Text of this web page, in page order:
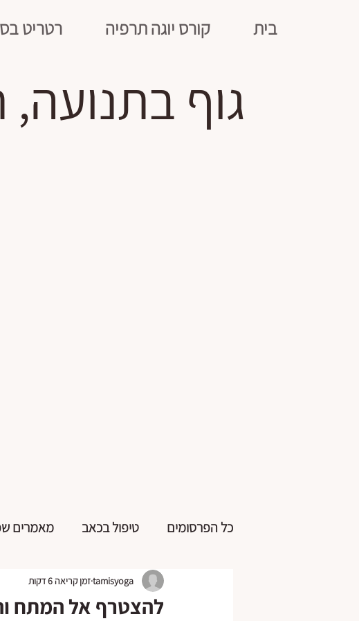
בית קורס יוגה תרפיה רטריט
גוף
כל הפרסומים טיפול בכאב מאמרים
להצטרף אל המתח
tamisyogaזמן קריאה 6 דקות